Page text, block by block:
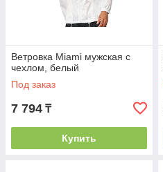
Ветровка Miami мужская с
чехлом, белый
Под заказ
7 794 ₸
Купить